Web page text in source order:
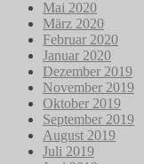
Mai 2020
März 2020
Februar 2020
Januar 2020
Dezember 2019
November 2019
Oktober 2019
September 2019
August 2019
Juli 2019